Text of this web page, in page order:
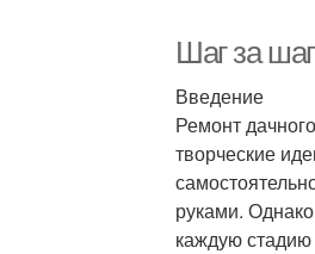
Шаг за
Введение
Ремонт
творческие
руками.
каждую стадию